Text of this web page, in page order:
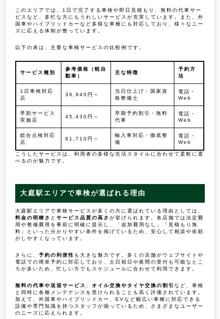
このエリアでは、1日で完了する車検や即日見積もり、無料の代車サー
ビスなど、多忙な方にもうれしいサービスが充実しています。また、外
国車やハイブリッドカーなど多様な車種にも対応しており、様々なニー
ズに応える体制が整っています。
以下の表は、主要な車検サービスの比較例です。
サービス種別
参考価格（軽自
動車）
主な特徴
予約方
法
1日車検対応
店
36,940円～
当日仕上げ・国家資
格整備士
電話・
Web
早割サービス
実施店
45,430円～
早期予約割引・無料
代車
電話・
Web
総合点検対応
店
61,710円～
輸入車対応・徹底整
備
電話・
Web
こうしたサービスは、利用者の多様な生活スタイルに合わせて柔軟に選
べるのが魅力です。
大庭駅エリアで車検が選ばれる理由
大庭駅エリアで車検サービスが多くの方に選ばれている理由としては、
料金の明瞭さ とサービス品質の高さが挙げられます。各店舗では法定費
用や整備費用を事前に明確に提示し、「追加費用なし」「見積もり無
料」といった分かりやすい条件を掲げているため、安心して相談や依頼
がしやすくなっています。
さらに、予約の利便性 も大きな魅力です。多くの店舗がウェブサイトや
電話での簡単予約に対応しており、土日祝日や夜間の受付も可能なとこ
ろが多いため、忙しい方でもスケジュールに合わせて利用できます。
無料の代車や送迎サービス 、オイル交換やタイヤ交換の割引など、車検
と同時に各種メンテナンスを受けられることも高く評価されています。
加えて、外国車やハイブリッドカー、EVなど幅広い車種に対応できる
設備や専門知識を持つスタッフが揃っているため、さまざまなユーザー
のニーズに応えられます。